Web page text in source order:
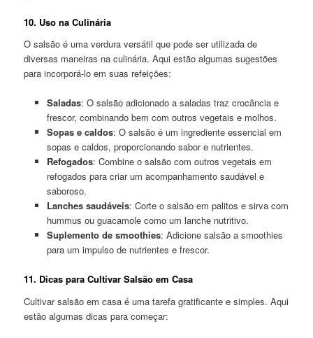
10. Uso na Culinária
O salsão é uma verdura versátil que pode ser utilizada de
diversas maneiras na culinária. Aqui estão algumas sugestões
para incorporá-lo em suas refeições:
Saladas: O salsão adicionado a saladas traz crocância e
frescor, combinando bem com outros vegetais e molhos.
Sopas e caldos: O salsão é um ingrediente essencial em
sopas e caldos, proporcionando sabor e nutrientes.
Refogados: Combine o salsão com outros vegetais em
refogados para criar um acompanhamento saudável e
saboroso.
Lanches saudáveis: Corte o salsão em palitos e sirva com
hummus ou guacamole como um lanche nutritivo.
Suplemento de smoothies: Adicione salsão a smoothies
para um impulso de nutrientes e frescor.
11. Dicas para Cultivar Salsão em Casa
Cultivar salsão em casa é uma tarefa gratificante e simples. Aqui
estão algumas dicas para começar: